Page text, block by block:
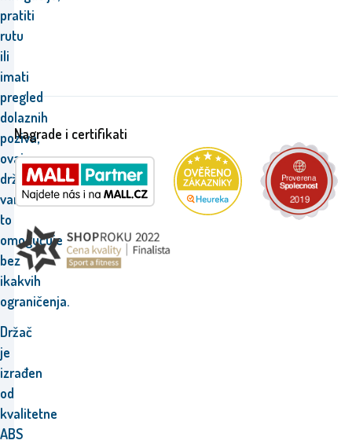
pratiti
rutu
ili
imati
pregled
dolaznih
poziva,
ovaj
držač
vam
to
omogućuje
bez
ikakvih
ograničenja.
Držač
je
izrađen
od
kvalitetne
ABS
Nagrade i certifikati